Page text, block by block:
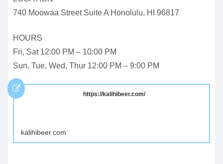
740 Moowaa Street Suite A Honolulu, HI 96817
HOURS
Fri, Sat 12:00 PM – 10:00 PM
Sun, Tue, Wed, Thur 12:00 PM – 9:00 PM
https://kalihibeer.com/
kalihibeer.com